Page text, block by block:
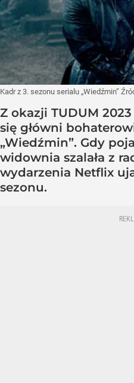
Kadr z 3. sezonu serialu „Wiedźmin”
Z okazji TUDUM
się główni
„Wiedźmin”. Gdy
widownia szalała z
wydarzenia Netflix
sezonu.